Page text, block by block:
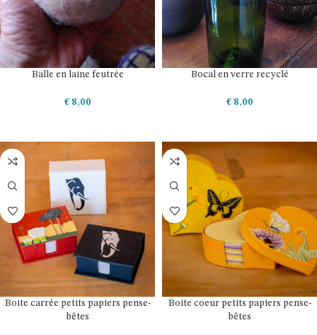
Balle en laine feutrée
€8,00
Bocal en verre recyclé
€8,00
Boite carrée petits papiers pense-
bêtes
Boite coeur petits papiers pense-
bêtes